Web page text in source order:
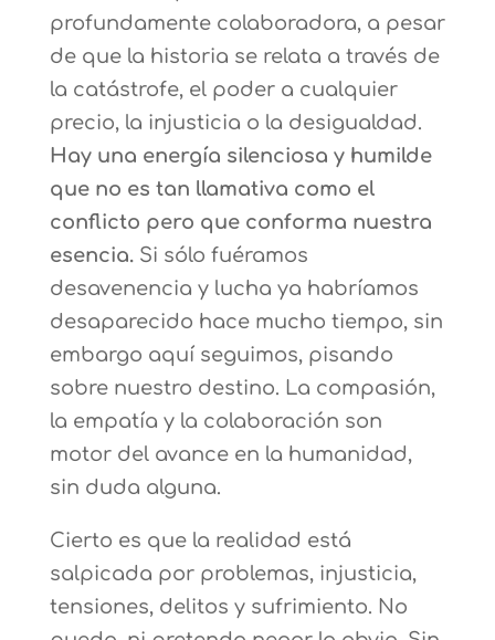
profundamente colaboradora, a pesar
de que la historia se relata a través de
la catástrofe, el poder a cualquier
precio, la injusticia o la desigualdad.
Hay una energía silenciosa y humilde
que no es tan llamativa como el
conflicto pero que conforma nuestra
esencia.Si sólo fuéramos
desavenencia y lucha ya habríamos
desaparecido hace mucho tiempo, sin
embargo aquí seguimos, pisando
sobre nuestro destino. La compasión,
la empatía y la colaboración son
motor del avance en la humanidad,
sin duda alguna.
Cierto es que la realidad está
salpicada por problemas, injusticia,
tensiones, delitos y sufrimiento. No